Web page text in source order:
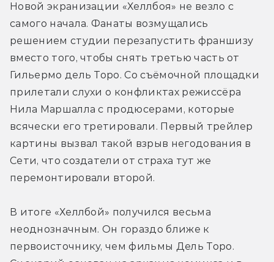
Новой экранизации «Хеллбоя» не везло с
самого начала. Фанаты возмущались
решением студии перезапустить франшизу
вместо того, чтобы снять третью часть от
Гильермо дель Торо. Со съёмочной площадки
прилетали слухи о конфликтах режиссёра
Нила Маршалла с продюсерами, которые
всячески его третировали. Первый трейлер
картины вызвал такой взрыв негодования в
Сети, что создатели от страха тут же
перемонтировали второй.
В итоге «Хеллбой» получился весьма
неоднозначным. Он гораздо ближе к
первоисточнику, чем фильмы Дель Торо.